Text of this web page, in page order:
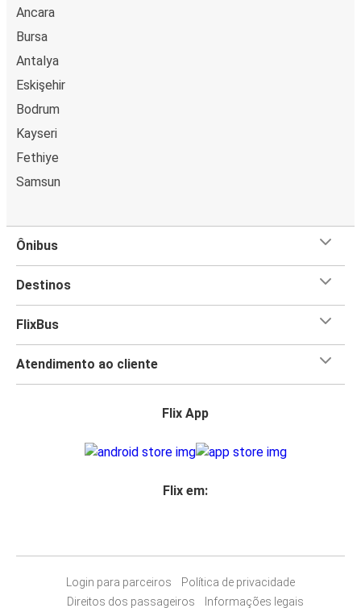
Ancara
Bursa
Antalya
Eskişehir
Bodrum
Kayseri
Fethiye
Samsun
Ônibus
Destinos
FlixBus
Atendimento ao cliente
Flix App
Flix em:
Login para parceiros
Política de privacidade
Direitos dos passageiros
Informações legais